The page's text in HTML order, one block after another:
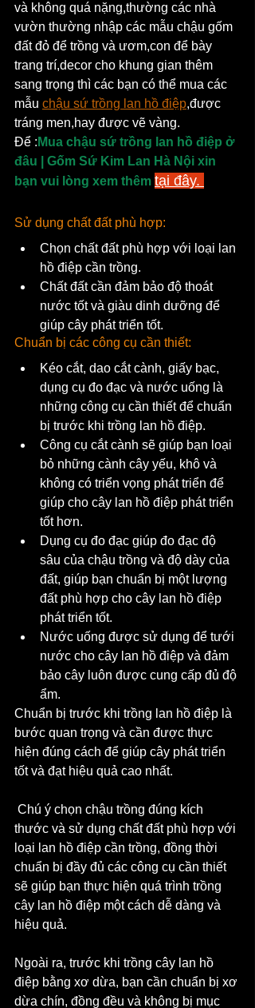
và không quá nặng,thường các nhà
vườn thường nhập các mẫu chậu gốm
đất đỏ để trồng và ươm,con để bày
trang trí,decor cho khung gian thêm
sang trọng thì các bạn có thể mua các
mẫu chậu sứ trồng lan hồ điệp,được
tráng men,hay được vẽ vàng.
Để : Mua chậu sứ trồng lan hồ điệp ở
đâu | Gốm Sứ Kim Lan Hà Nội xin
bạn vui lòng xem thêm tại đây.
Sử dụng chất đất phù hợp:
Chọn chất đất phù hợp với loại lan
hồ điệp cần trồng.
Chất đất cần đảm bảo độ thoát
nước tốt và giàu dinh dưỡng để
giúp cây phát triển tốt.
Chuẩn bị các công cụ cần thiết:
Kéo cắt, dao cắt cành, giấy bạc,
dụng cụ đo đạc và nước uống là
những công cụ cần thiết để chuẩn
bị trước khi trồng lan hồ điệp.
Công cụ cắt cành sẽ giúp bạn loại
bỏ những cành cây yếu, khô và
không có triển vọng phát triển để
giúp cho cây lan hồ điệp phát triển
tốt hơn.
Dụng cụ đo đạc giúp đo đạc độ
sâu của chậu trồng và độ dày của
đất, giúp bạn chuẩn bị một lượng
đất phù hợp cho cây lan hồ điệp
phát triển tốt.
Nước uống được sử dụng để tưới
nước cho cây lan hồ điệp và đảm
bảo cây luôn được cung cấp đủ độ
ẩm.
Chuẩn bị trước khi trồng lan hồ điệp là
bước quan trọng và cần được thực
hiện đúng cách để giúp cây phát triển
tốt và đạt hiệu quả cao nhất.
thước và sử dụng chất đất phù hợp với
loại lan hồ điệp cần trồng, đồng thời
chuẩn bị đầy đủ các công cụ cần thiết
sẽ giúp bạn thực hiện quá trình trồng
cây lan hồ điệp một cách dễ dàng và
hiệu quả.
Ngoài ra, trước khi trồng cây lan hồ
điệp bằng xơ dừa, bạn cần chuẩn bị xơ
dừa chín, đồng đều và không bị mục